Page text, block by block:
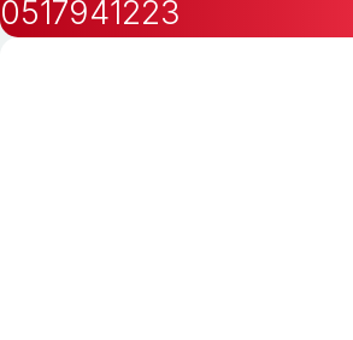
0517941223